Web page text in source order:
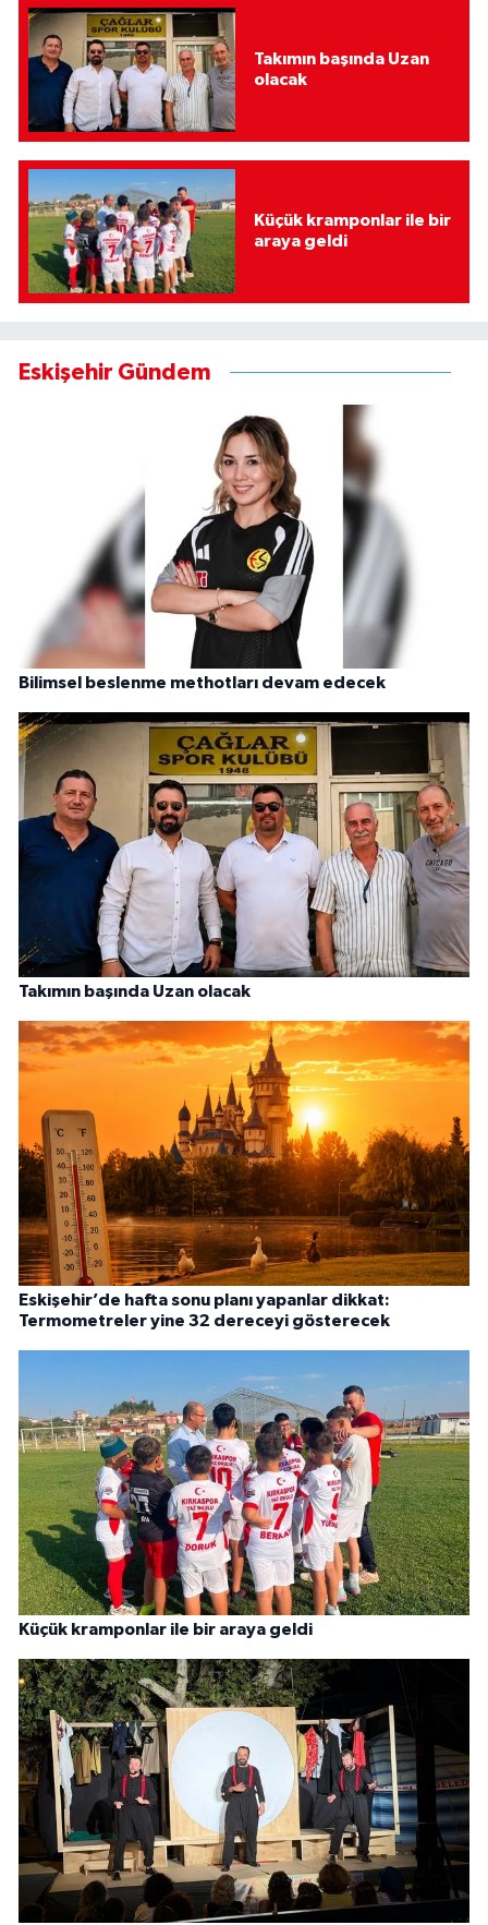
Takımın başında Uzan
olacak
Küçük kramponlar ile bir
araya geldi
Eskişehir Gündem
Bilimsel beslenme methotları devam edecek
Takımın başında Uzan olacak
Eskişehir’de hafta sonu planı yapanlar dikkat:
Termometreler yine 32 dereceyi gösterecek
Küçük kramponlar ile bir araya geldi